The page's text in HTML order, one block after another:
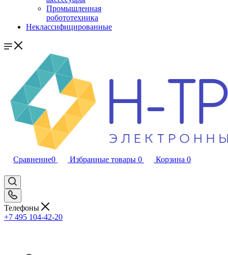
Промышленная
робототехника
Неклассифицированные
Сравнение0 Избранные товары 0 Корзина 0
Телефоны
+7 495 104-42-20